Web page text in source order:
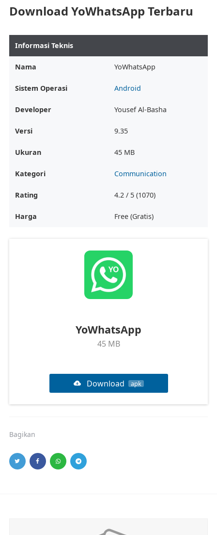
Download YoWhatsApp Terbaru
Informasi Teknis
Nama YoWhatsApp
Sistem Operasi Android
Developer Yousef Al-Basha
Versi 9.35
Ukuran 45 MB
Kategori Communication
Rating 4.2 / 5 (1070)
Harga Free (Gratis)
YoWhatsApp
45 MB
Download apk
Bagikan